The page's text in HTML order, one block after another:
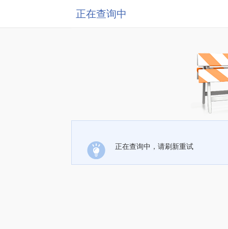
正在查询中
正在查询中，请刷新重试